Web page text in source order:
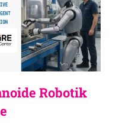
Robotik